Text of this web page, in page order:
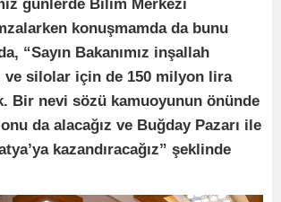
günlerde Bilim Merkezi
konuşmamda da bunu
“Sayın Bakanımız inşallah
ve silolar için de 150 milyon lira
Bir nevi sözü kamuoyunun önünde
da alacağız ve Buğday Pazarı ile
kazandıracağız” şeklinde